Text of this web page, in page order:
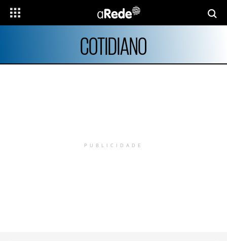
COTIDIANO
PUBLICIDADE